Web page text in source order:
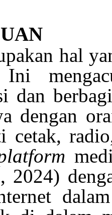
hal
Ini
dan berbagi
dengan
cetak,
2024)
dalam